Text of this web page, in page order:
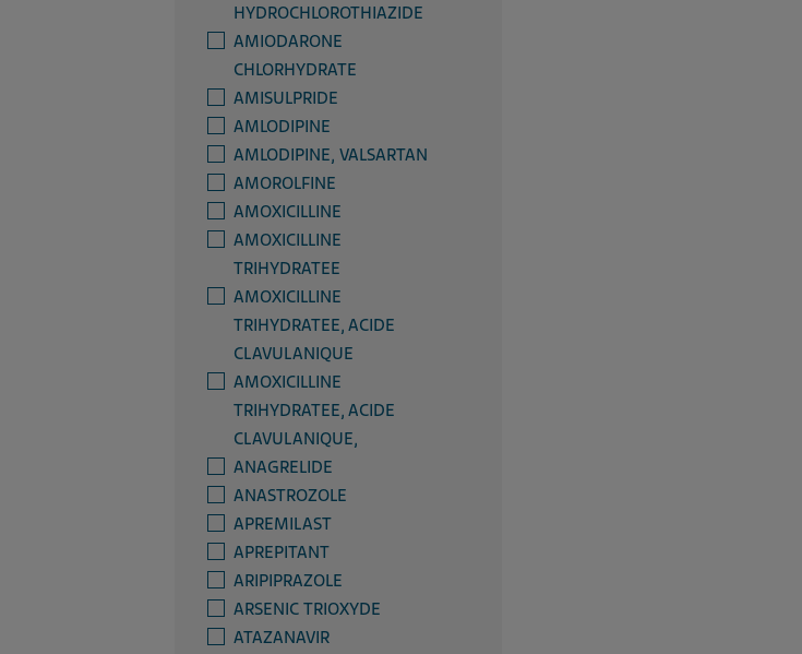
HYDROCHLOROTHIAZIDE
AMIODARONE
CHLORHYDRATE
AMISULPRIDE
AMLODIPINE
AMLODIPINE, VALSARTAN
AMOROLFINE
AMOXICILLINE
AMOXICILLINE
TRIHYDRATEE
AMOXICILLINE
TRIHYDRATEE, ACIDE
CLAVULANIQUE
AMOXICILLINE
TRIHYDRATEE, ACIDE
CLAVULANIQUE,
ANAGRELIDE
ANASTROZOLE
APREMILAST
APREPITANT
ARIPIPRAZOLE
ARSENIC TRIOXYDE
ATAZANAVIR